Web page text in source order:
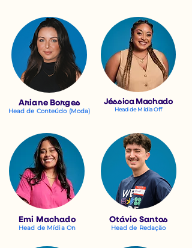
Ariane Borges
Head de Conteúdo (Moda)
Jéssica Machado
Head de Mídia Off
Emi Machado
Head de Mídia On
Otávio Santos
Head de Redação